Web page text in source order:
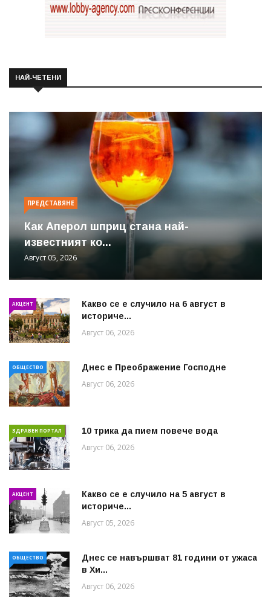
НАЙ-ЧЕТЕНИ
ПРЕДСТАВЯНЕ
Как Аперол шприц стана най-
известният ко...
Август 05, 2026
АКЦЕНТ
Какво се е случило на 6 август в
историче...
Август 06, 2026
ОБЩЕСТВО Днес е Преображение Господне
Август 06, 2026
ЗДРАВЕН ПОРТАЛ 10 трика да пием повече вода
Август 06, 2026
АКЦЕНТ
Какво се е случило на 5 август в
историче...
Август 05, 2026
ОБЩЕСТВО
Днес се навършват 81 години от ужаса
в Хи...
Август 06, 2026